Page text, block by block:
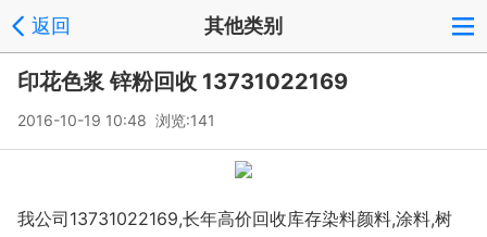
返回 其他类别
印花色浆 锌粉回收 13731022169
2016-10-19 10:48 浏览:141
我公司13731022169,长年高价回收库存染料颜料,涂料,树